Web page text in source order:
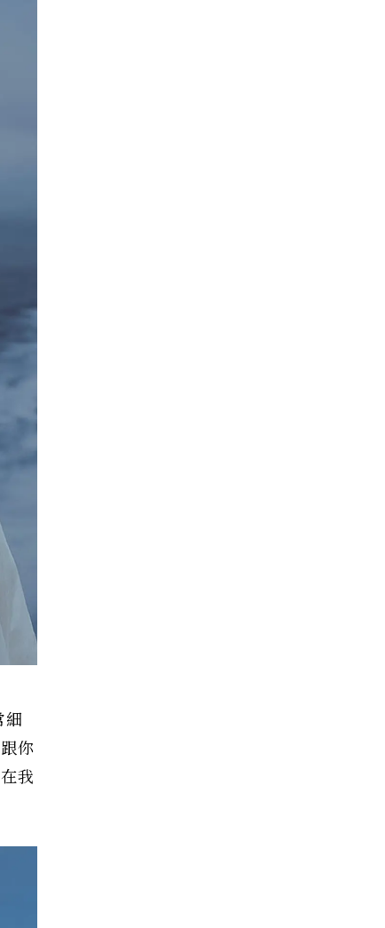
細
你
我